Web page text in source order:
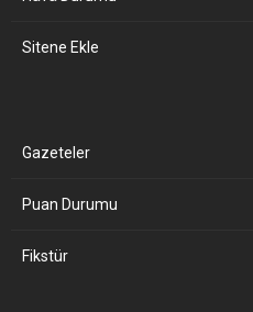
Sitene Ekle
Gazeteler
Puan Durumu
Fikstür